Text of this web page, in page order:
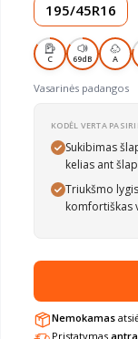
195/45R16
C 69dB A
Vasarinės padangos
KODĖL VERTA
Sukibimas
kelias ant
Triukšmo
komfortiškas
Nemokamas
Pristatymas